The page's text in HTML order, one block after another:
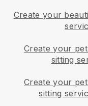
Create your
Create your
sitting
Create your
sitting